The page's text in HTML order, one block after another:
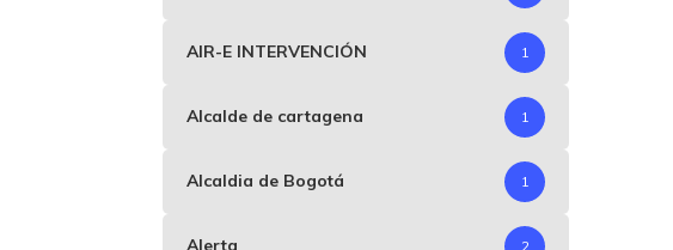
AIR-E INTERVENCIÓN 1
Alcalde de cartagena 1
Alcaldia de Bogotá 1
Alerta 2